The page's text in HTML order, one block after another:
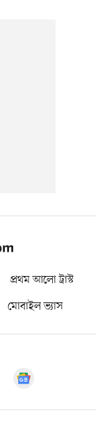
প্রথম আলো ট্রাস্ট
মোবাইল ভ্যাস